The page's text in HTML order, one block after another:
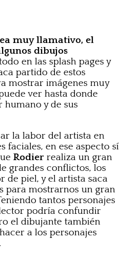
muy llamativo, el
dibujos
en las splash pages y
partido de estos
mostrar imágenes muy
ver hasta donde
humano y de sus
la labor del artista en
faciales, en ese aspecto sí
Rodier realiza un gran
grandes conflictos, los
de piel, y el artista saca
para mostrarnos un gran
tantos personajes
podría confundir
el dibujante también
a los personajes